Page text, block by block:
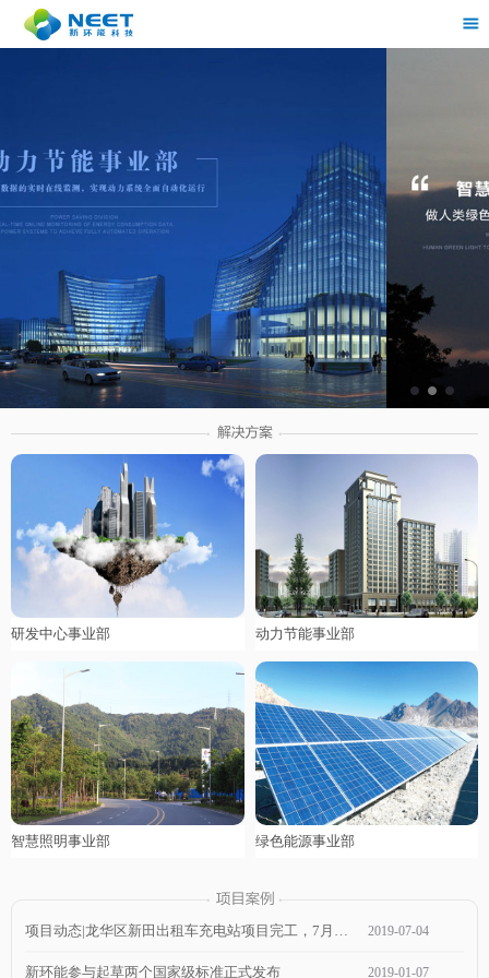
茶
研发中心事业部 动力节能事业部
智慧照明事业部 绿色能源事业部
2019-07-04
新环能参与起草两个国家级标准正式发布 2019-01-07